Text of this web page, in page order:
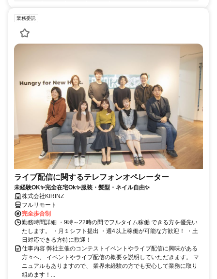
業務委託
ライブ配信に関するテレフォンオペレーター
未経験OK✨完全在宅Ok✨服装・髪型・ネイル自由✨
株式会社KIRINZ
フルリモート
完全歩合制
勤務時間詳細 ・9時～22時の間でフルタイム稼働 できる方を優先い
たします。 ・月１シフト提出 ・週4以上稼働が可能な方歓迎！ ・土
日対応できる方特に歓迎！
仕事内容 弊社主催のコンテストイベントやライブ配信に興味がある
方々へ、 イベントやライブ配信の概要を説明していただきます。 マ
ニュアルもありますので、 業界未経験の方でも安心して業務に取り
組めます！...